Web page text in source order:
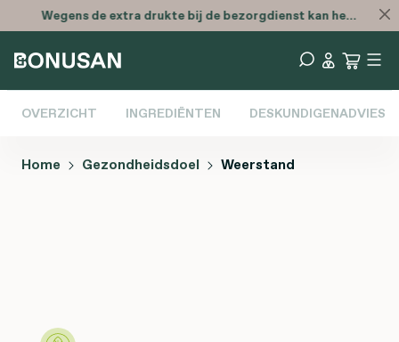
Wegens de extra drukte bij de bezorgdienst kan het zijn dat je bestelling later is
OVERZICHT INGREDIËNTEN DESKUNDIGENADVIES
Home Gezondheidsdoel Weerstand